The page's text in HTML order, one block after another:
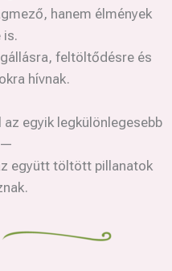
hanem élmények
is.
feltöltődésre és
hívnak.
az egyik legkülönlegesebb
—
együtt töltött pillanatok